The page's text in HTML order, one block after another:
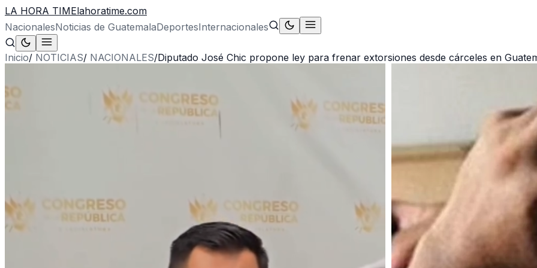
LA HORA TIMElahoratime.com
NacionalesNoticias de GuatemalaDeportesInternacionales
Inicio/ NOTICIAS/ NACIONALES/Diputado José Chic propone ley para frenar extorsiones desde cárceles en